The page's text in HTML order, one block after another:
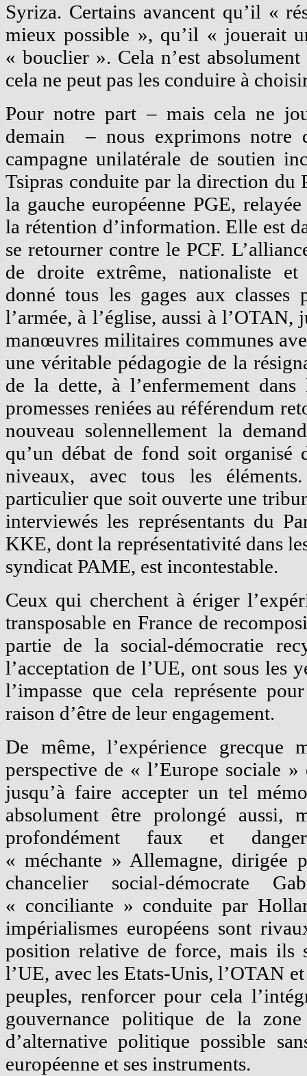
Syriza. Certains avancent qu’il «
mieux possible », qu’il « jouerait
« bouclier ». Cela n’est
cela ne peut pas les conduire à
Pour notre part – mais cela ne
demain – nous exprimons notre
campagne unilatérale de soutien
Tsipras conduite par la direction du
la gauche européenne PGE,
la rétention d’information. Elle est
se retourner contre le PCF.
de droite extrême, nationaliste
donné tous les gages aux classes
l’armée, à l’église, aussi à l’OTAN,
manœuvres militaires communes
une véritable pédagogie de la
de la dette, à l’enfermement
promesses reniées au référendum
nouveau solennellement la
qu’un débat de fond soit organisé
niveaux, avec tous les
particulier que soit ouverte une
interviewés les représentants du
KKE, dont la représentativité dans
syndicat PAME, est incontestable.
Ceux qui cherchent à ériger
transposable en France de
partie de la social-démocratie
l’acceptation de l’UE, ont sous les
l’impasse que cela représente
raison d’être de leur engagement.
De même, l’expérience
perspective de « l’Europe sociale
jusqu’à faire accepter un tel
absolument être prolongé aussi,
profondément faux et
« méchante » Allemagne, dirigée
chancelier social-démocrate
« conciliante » conduite par
impérialismes européens sont
position relative de force, mais ils
l’UE, avec les Etats-Unis, l’OTAN
peuples, renforcer pour cela
gouvernance politique de la
d’alternative politique possible
européenne et ses instruments.